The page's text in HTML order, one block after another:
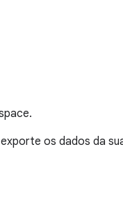
os dados da